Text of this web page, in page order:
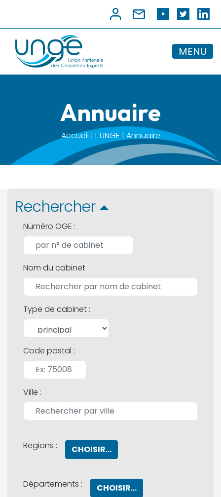
MENU
Annuaire
Accueil | L'UNGE | Annuaire
Rechercher
Numéro OGE :
Nom du cabinet :
Type de cabinet :
Code postal :
Ville :
Regions : CHOISIR...
Départements : CHOISIR...